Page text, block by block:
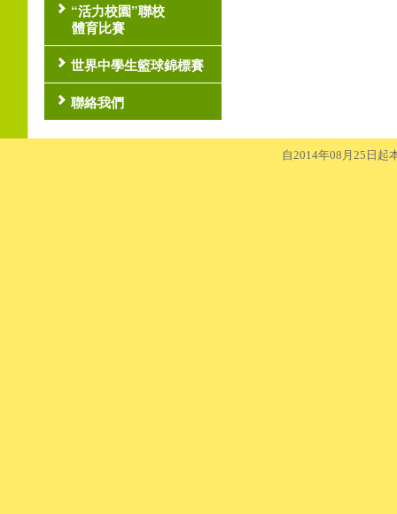
“活力校園”聯校
體育比賽
世界中學生籃球錦標賽
聯絡我們